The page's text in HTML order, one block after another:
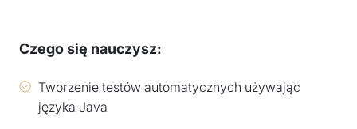
Czego się nauczysz:
Tworzenie testów automatycznych używając
języka Java